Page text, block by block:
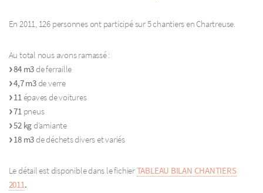
En 2011, 126 personnes ont participé sur 5 chantiers en Chartreuse.
Au total nous avons ramassé :
84 m3de ferraille
4,7 m3de verre
11épaves de voitures
71pneus
52 kgd’amiante
18 m3de déchets divers et variés
Le détail est disponible dans le fichierTABLEAU BILAN CHANTIERS
2011.